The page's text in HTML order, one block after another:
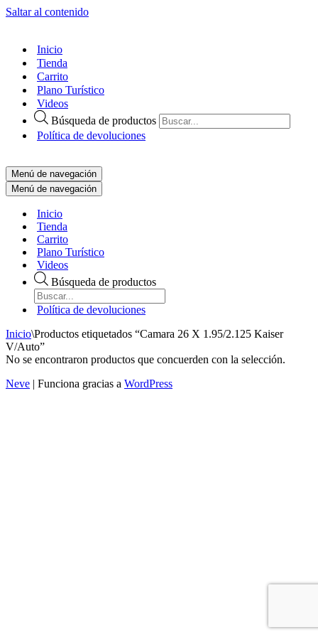
Saltar al contenido
Inicio
Tienda
Carrito
Plano Turístico
Videos
Búsqueda de productos
Política de devoluciones
Menú de navegación
Menú de navegación
Inicio
Tienda
Carrito
Plano Turístico
Videos
Búsqueda de productos
Política de devoluciones
Inicio\Productos etiquetados “Camara 26 X 1.95/2.125 Kaiser
V/Auto”
No se encontraron productos que concuerden con la selección.
Neve | Funciona gracias a WordPress